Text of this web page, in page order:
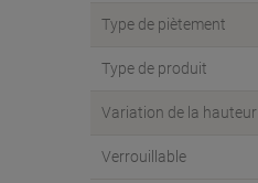
Type de piètement
Type de produit
Variation de la hauteur
Verrouillable